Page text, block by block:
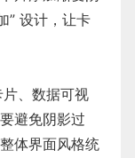
” 设计，让卡
、数据可视
避免阴影过
体界面风格统